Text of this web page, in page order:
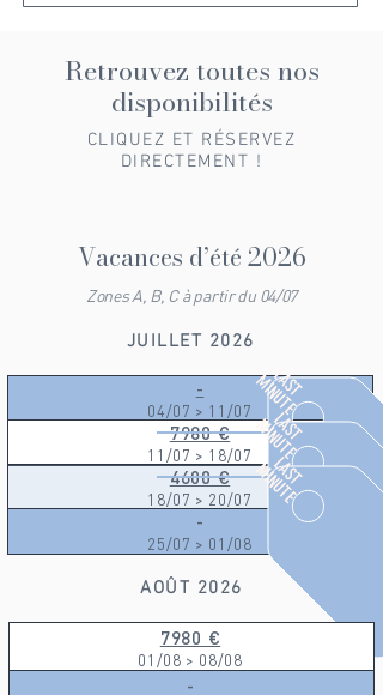
Retrouvez toutes nos
disponibilités
CLIQUEZ ET RÉSERVEZ
DIRECTEMENT !
Vacances d’été 2026
Zones A, B, C à partir du 04/07
JUILLET 2026
-
04/07 > 11/07
7980 €
11/07 > 18/07
4600 €
18/07 > 20/07
-
25/07 > 01/08
LAST
MINUTE
LAST
MINUTE
LAST
MINUTE
AOÛT 2026
7980 €
01/08 > 08/08
-